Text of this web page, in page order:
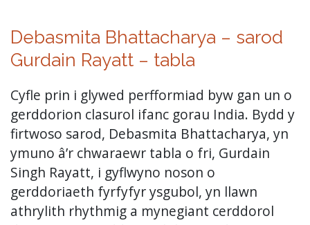
Debasmita Bhattacharya – sarod
Gurdain Rayatt – tabla
Cyfle prin i glywed perfformiad byw gan un o
gerddorion clasurol ifanc gorau India. Bydd y
firtwoso sarod, Debasmita Bhattacharya, yn
ymuno â’r chwaraewr tabla o fri, Gurdain
Singh Rayatt, i gyflwyno noson o
gerddoriaeth fyrfyfyr ysgubol, yn llawn
athrylith rhythmig a mynegiant cerddorol